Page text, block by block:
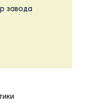
завода